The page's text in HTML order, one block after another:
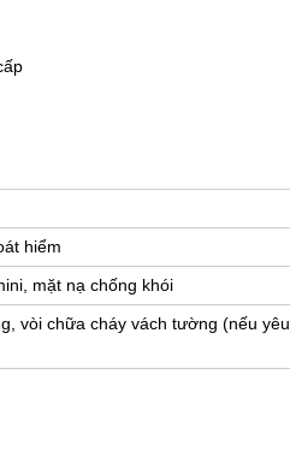
hiểm
mặt nạ chống khói
vòi chữa cháy vách tường (nếu yêu